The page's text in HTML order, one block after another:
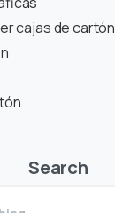
cajas de cartón
Search